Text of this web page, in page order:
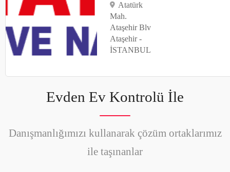
Atatürk
Mah.
Ataşehir Blv
Ataşehir -
İSTANBUL
Evden Ev Kontrolü İle
Danışmanlığımızı kullanarak çözüm ortaklarımız
ile taşınanlar